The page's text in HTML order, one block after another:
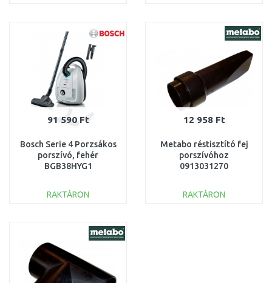
Összehasonlítás Összehasonlítás
91 590 Ft
Bosch Serie 4 Porzsákos
porszívó, fehér
BGB38HYG1
RAKTÁRON
Összehasonlítás
12 958 Ft
Metabo réstisztító fej
porszívóhoz
0913031270
RAKTÁRON